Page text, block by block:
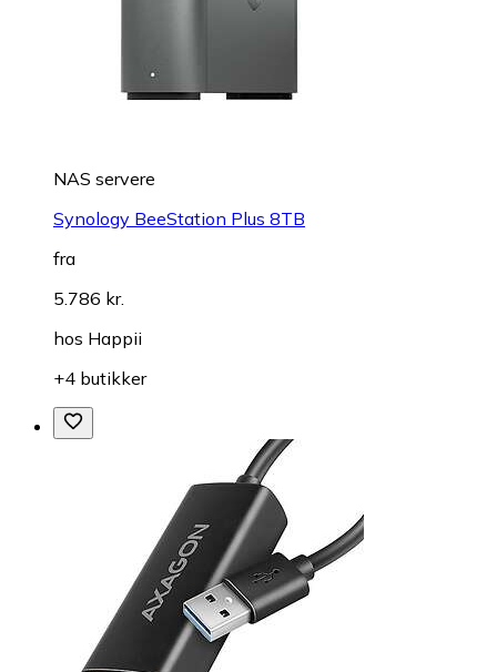
NAS servere
Synology BeeStation Plus 8TB
fra
5.786 kr.
hos Happii
+4 butikker